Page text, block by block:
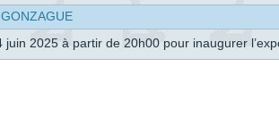
2025 à partir de 20h00 pour inaugurer